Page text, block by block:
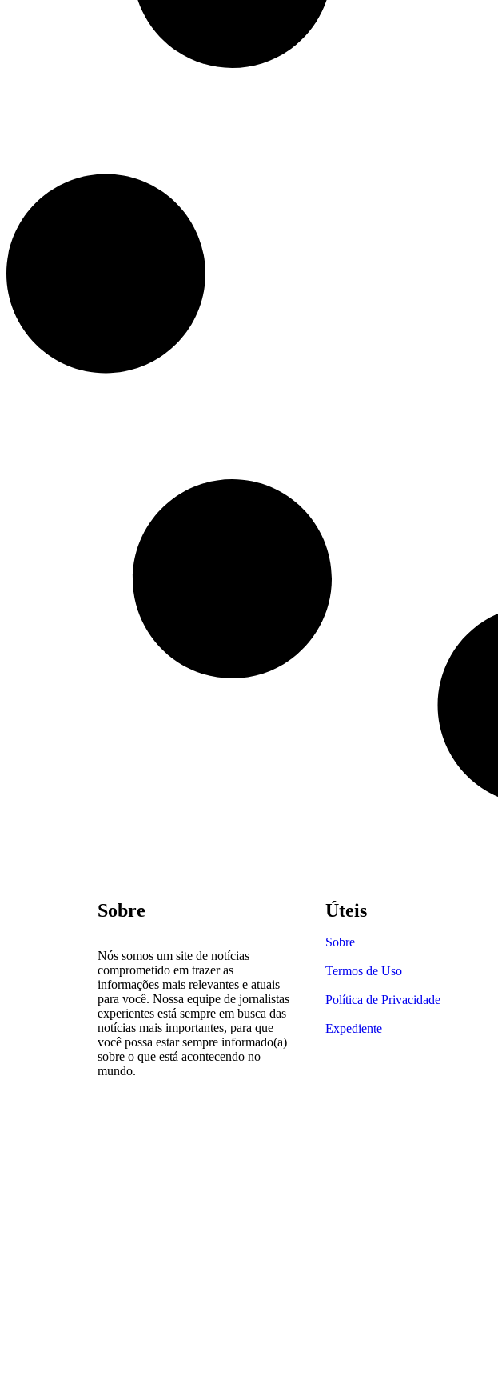
Sobre
Nós somos um site de notícias
comprometido em trazer as
informações mais relevantes e atuais
para você. Nossa equipe de jornalistas
experientes está sempre em busca das
notícias mais importantes, para que
você possa estar sempre informado(a)
sobre o que está acontecendo no
mundo.
Úteis
Sobre
Termos de Uso
Política de Privacidade
Expediente